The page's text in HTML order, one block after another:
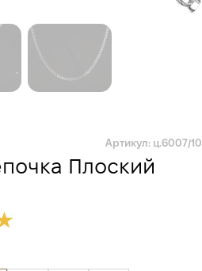
Артикул: ц.6007/10
Плоский